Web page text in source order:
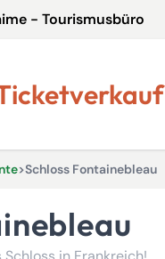
- Tourismusbüro
>Schloss Fontainebleau